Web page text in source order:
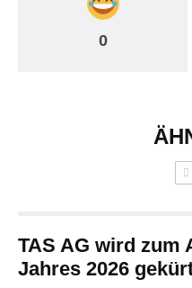
0
TAS AG wird zum
Jahres 2026